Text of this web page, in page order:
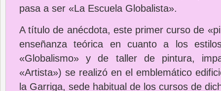
pasa a ser «La Escuela Globalista».
A título de anécdota, este primer curso de
enseñanza teórica en cuanto a los
«Globalismo» y de taller de pintura,
«Artista») se realizó en el emblemático
la Garriga, sede habitual de los cursos de